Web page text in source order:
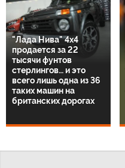
"Лада Нива" 4х4
продается за 22
тысячи фунтов
стерлингов… и это
всего лишь одна из 36
таких машин на
британских дорогах